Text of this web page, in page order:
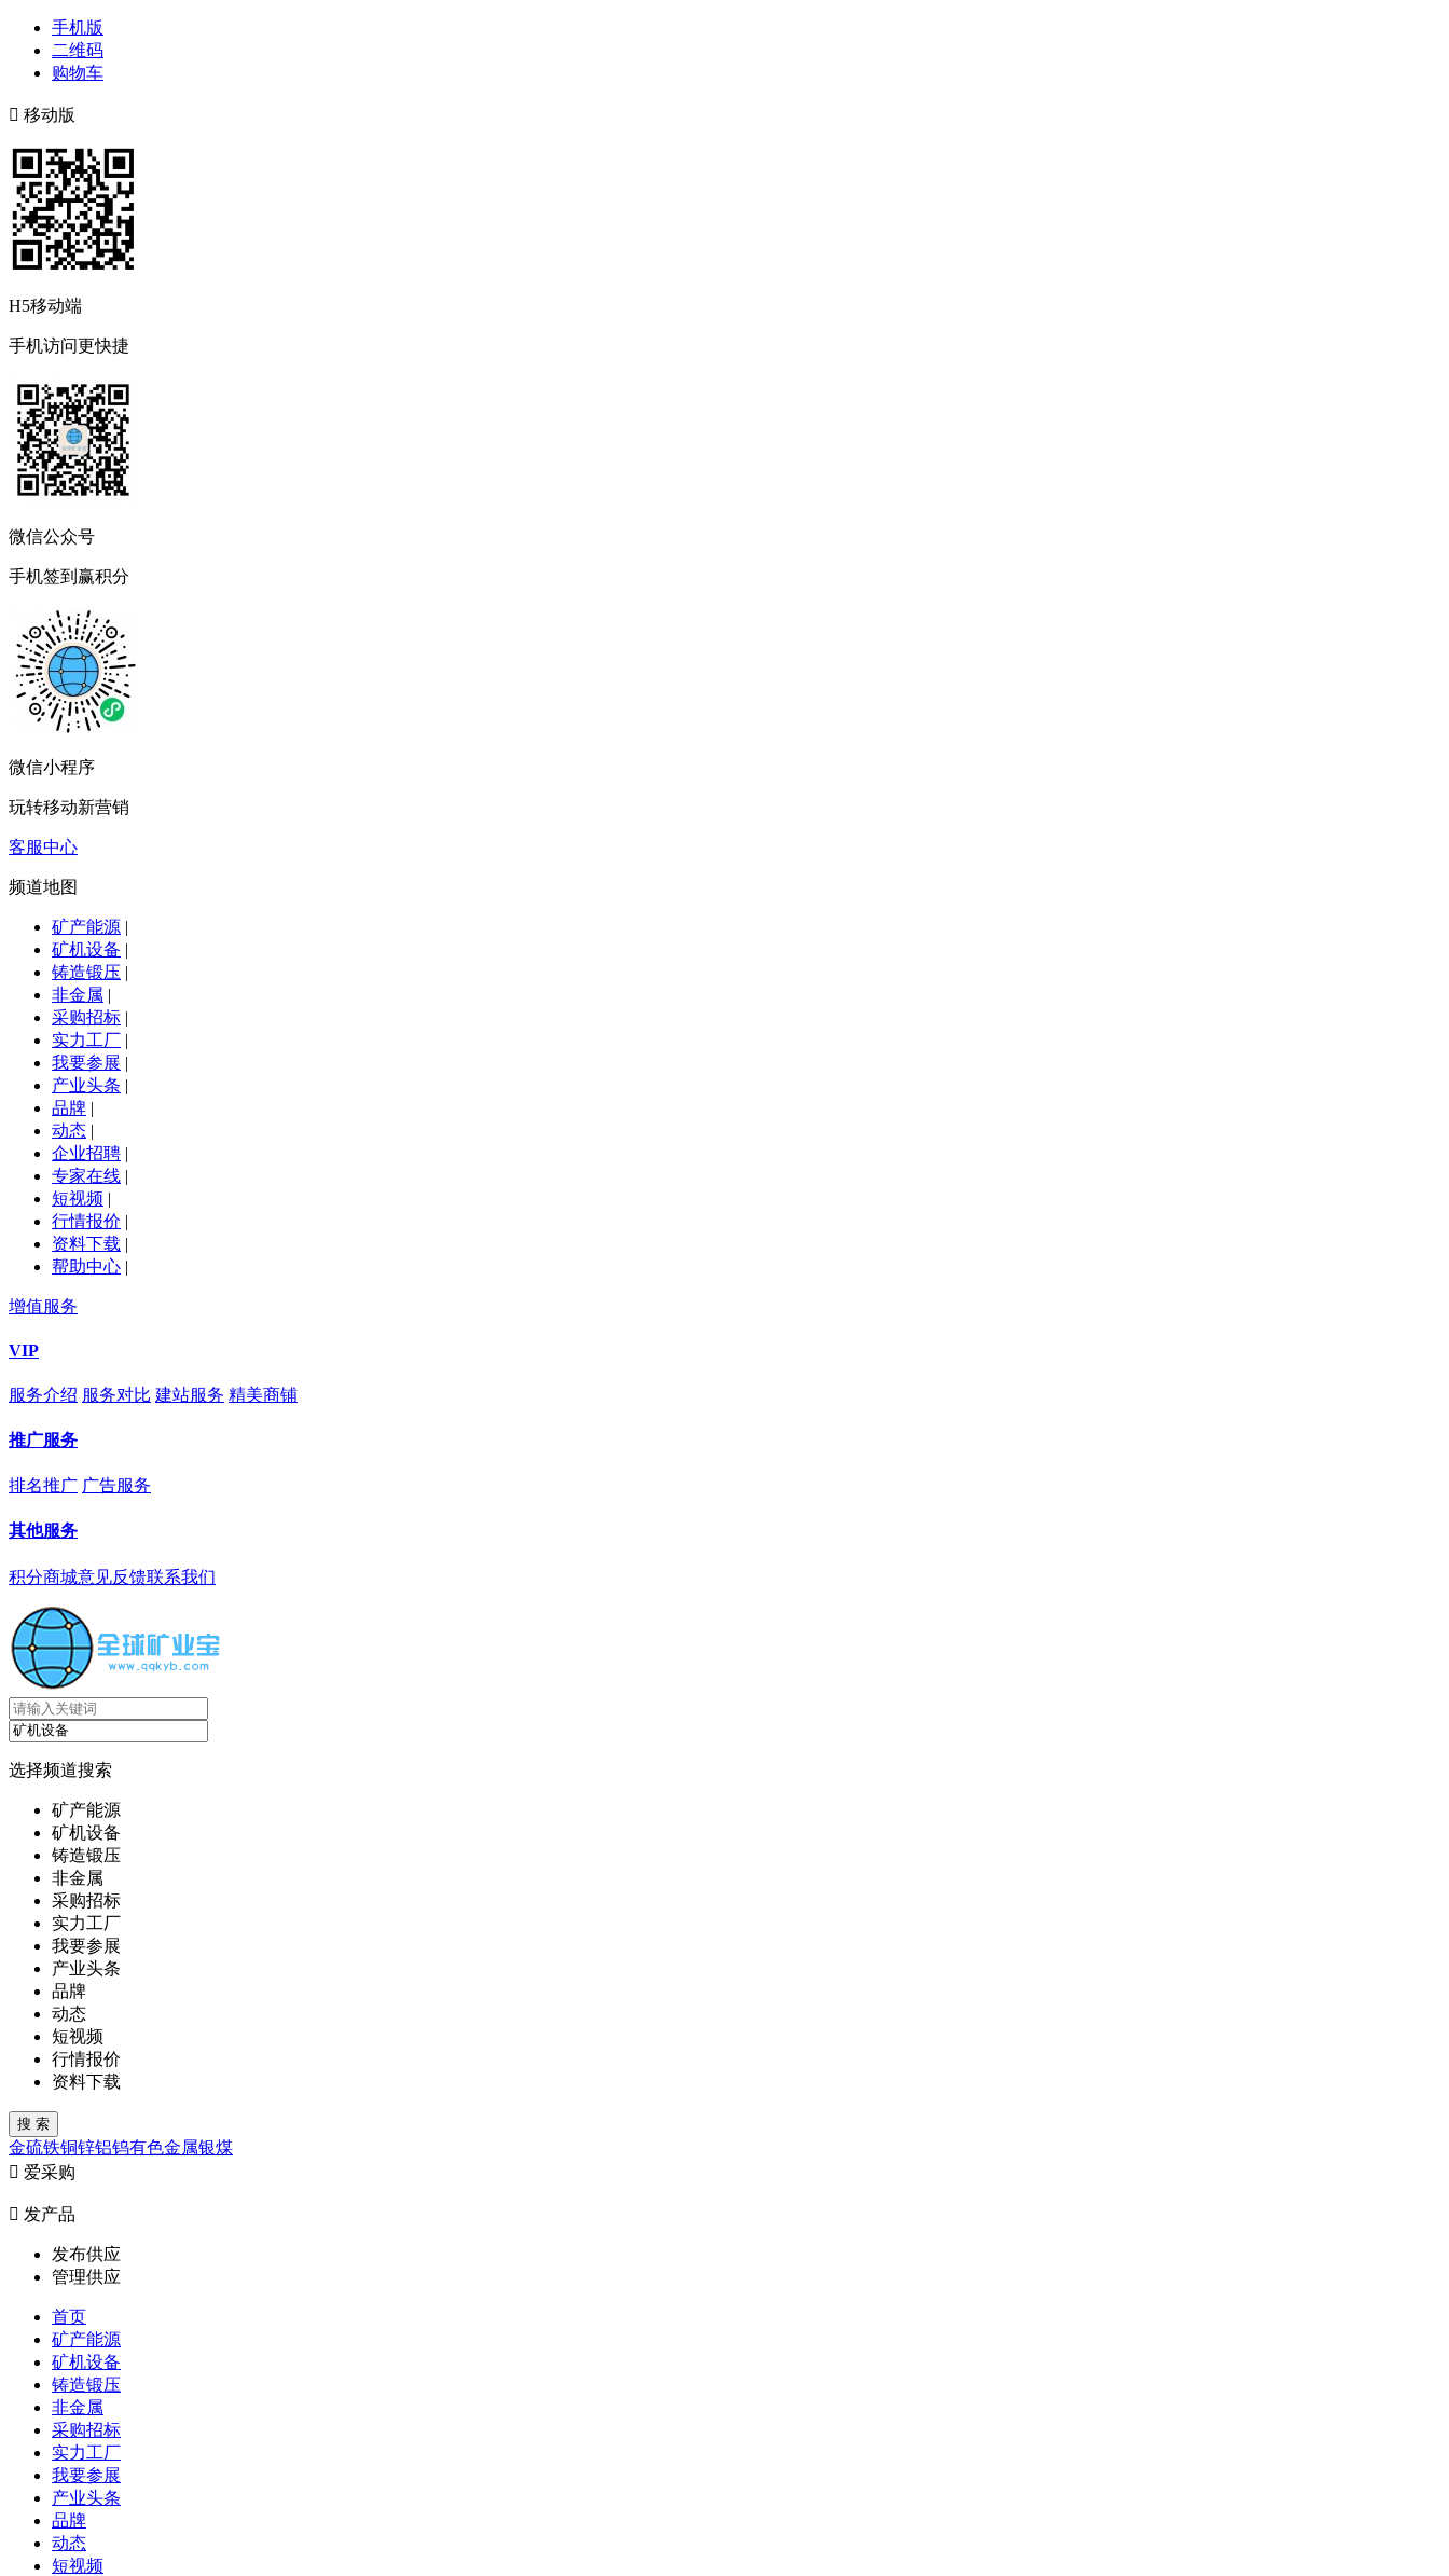
手机版
二维码
购物车
 移动版
H5移动端
手机访问更快捷
微信公众号
手机签到赢积分
微信小程序
玩转移动新营销
客服中心
频道地图
矿产能源 |
矿机设备 |
铸造锻压 |
非金属 |
采购招标 |
实力工厂 |
我要参展 |
产业头条 |
品牌 |
动态 |
企业招聘 |
专家在线 |
短视频 |
行情报价 |
资料下载 |
帮助中心 |
增值服务
VIP
服务介绍 服务对比 建站服务 精美商铺
推广服务
排名推广 广告服务
其他服务
积分商城意见反馈联系我们
选择频道搜索
矿产能源
矿机设备
铸造锻压
非金属
采购招标
实力工厂
我要参展
产业头条
品牌
动态
短视频
行情报价
资料下载
金硫铁铜锌铝钨有色金属银煤
 爱采购
 发产品
发布供应
管理供应
首页
矿产能源
矿机设备
铸造锻压
非金属
采购招标
实力工厂
我要参展
产业头条
品牌
动态
短视频